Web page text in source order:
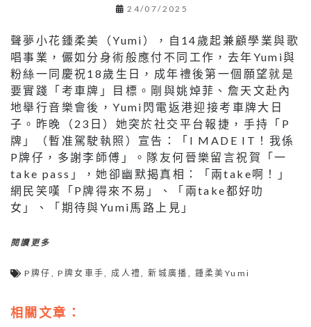
24/07/2025
聲夢小花鍾柔美（Yumi），自14歲起兼顧學業與歌
唱事業，儼如分身術般應付不同工作，去年Yumi與
粉絲一同慶祝18歲生日，成年禮後第一個願望就是
要實踐「考車牌」目標。剛與姚焯菲、詹天文赴內
地舉行音樂會後，Yumi閃電返港迎接考車牌大日
子。昨晚（23日）她突於社交平台報捷，手持「P
牌」（暫准駕駛執照）宣告：「I MADE IT！我係
P牌仔，多謝李師傅」。隊友何晉樂留言祝賀「一
take pass」，她卻幽默揭真相：「兩take啊！」
網民笑嘆「P牌得來不易」、「兩take都好叻
女」、「期待與Yumi馬路上見」
閱讀更多
P牌仔 ,P牌女車手,成人禮,新城廣播 , 鍾柔美Yumi
相關文章：